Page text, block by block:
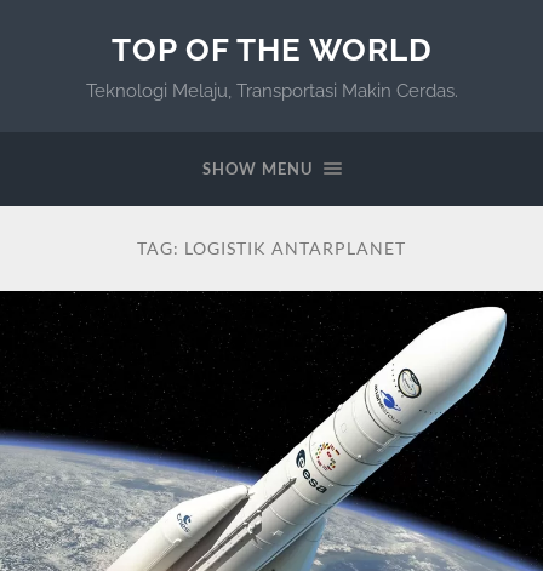
TOP OF THE WORLD
Teknologi Melaju, Transportasi Makin Cerdas.
SHOW MENU
TAG: LOGISTIK ANTARPLANET